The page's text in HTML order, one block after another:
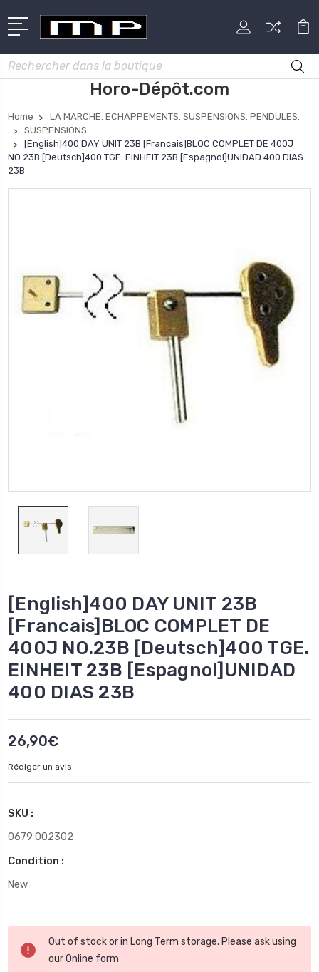
Rechercher
Horo-Dépôt.com
Home
LA MARCHE. ECHAPPEMENTS. SUSPENSIONS. PENDULES.
SUSPENSIONS
[English]400 DAY UNIT 23B [Francais]BLOC COMPLET DE 400J
NO.23B [Deutsch]400 TGE. EINHEIT 23B [Espagnol]UNIDAD 400 DIAS
23B
[English]400 DAY UNIT 23B
[Francais]BLOC COMPLET DE
400J NO.23B [Deutsch]400 TGE.
EINHEIT 23B [Espagnol]UNIDAD
400 DIAS 23B
26,90€
Rédiger un avis
SKU :
0679 002302
Condition :
New
actuel
Out of stock or in Long Term storage. Please ask using
ourOnline form